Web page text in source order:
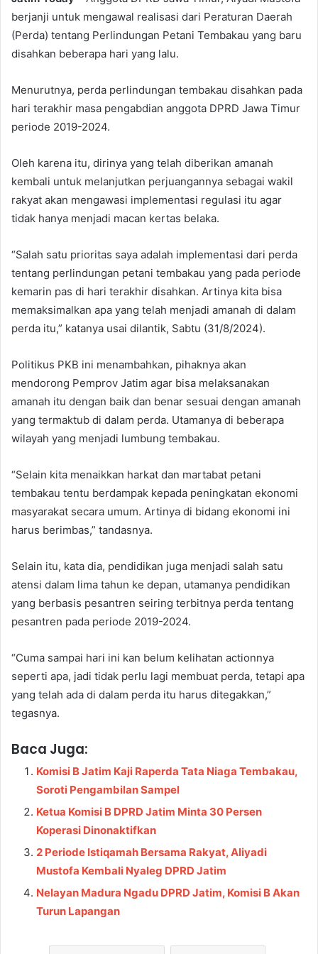
berjanji untuk mengawal realisasi dari Peraturan Daerah
(Perda) tentang Perlindungan Petani Tembakau yang baru
disahkan beberapa hari yang lalu.
Menurutnya, perda perlindungan tembakau disahkan pada
hari terakhir masa pengabdian anggota DPRD Jawa Timur
periode 2019-2024.
Oleh karena itu, dirinya yang telah diberikan amanah
kembali untuk melanjutkan perjuangannya sebagai wakil
rakyat akan mengawasi implementasi regulasi itu agar
tidak hanya menjadi macan kertas belaka.
“Salah satu prioritas saya adalah implementasi dari perda
tentang perlindungan petani tembakau yang pada periode
kemarin pas di hari terakhir disahkan. Artinya kita bisa
memaksimalkan apa yang telah menjadi amanah di dalam
perda itu,” katanya usai dilantik, Sabtu (31/8/2024).
Politikus PKB ini menambahkan, pihaknya akan
mendorong Pemprov Jatim agar bisa melaksanakan
amanah itu dengan baik dan benar sesuai dengan amanah
yang termaktub di dalam perda. Utamanya di beberapa
wilayah yang menjadi lumbung tembakau.
“Selain kita menaikkan harkat dan martabat petani
tembakau tentu berdampak kepada peningkatan ekonomi
masyarakat secara umum. Artinya di bidang ekonomi ini
harus berimbas,” tandasnya.
Selain itu, kata dia, pendidikan juga menjadi salah satu
atensi dalam lima tahun ke depan, utamanya pendidikan
yang berbasis pesantren seiring terbitnya perda tentang
pesantren pada periode 2019-2024.
“Cuma sampai hari ini kan belum kelihatan actionnya
seperti apa, jadi tidak perlu lagi membuat perda, tetapi apa
yang telah ada di dalam perda itu harus ditegakkan,”
tegasnya.
Baca Juga:
Komisi B Jatim Kaji Raperda Tata Niaga Tembakau,
Soroti Pengambilan Sampel
Ketua Komisi B DPRD Jatim Minta 30 Persen
Koperasi Dinonaktifkan
2 Periode Istiqamah Bersama Rakyat, Aliyadi
Mustofa Kembali Nyaleg DPRD Jatim
Nelayan Madura Ngadu DPRD Jatim, Komisi B Akan
Turun Lapangan